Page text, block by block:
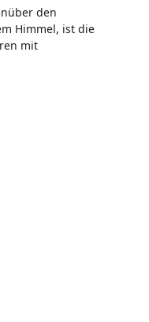
den
Himmel, ist die
mit